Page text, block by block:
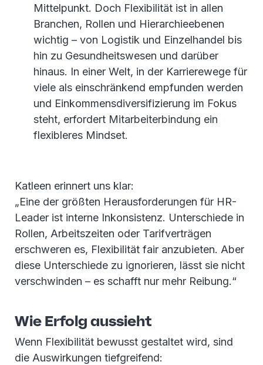
Mittelpunkt. Doch Flexibilität ist in allen
Branchen, Rollen und Hierarchieebenen
wichtig – von Logistik und Einzelhandel bis
hin zu Gesundheitswesen und darüber
hinaus. In einer Welt, in der Karrierewege für
viele als einschränkend empfunden werden
und Einkommensdiversifizierung im Fokus
steht, erfordert Mitarbeiterbindung ein
flexibleres Mindset.
Katleen erinnert uns klar:
„Eine der größten Herausforderungen für HR-
Leader ist interne Inkonsistenz. Unterschiede in
Rollen, Arbeitszeiten oder Tarifverträgen
erschweren es, Flexibilität fair anzubieten. Aber
diese Unterschiede zu ignorieren, lässt sie nicht
verschwinden – es schafft nur mehr Reibung.“
Wie Erfolg aussieht
Wenn Flexibilität bewusst gestaltet wird, sind
die Auswirkungen tiefgreifend: